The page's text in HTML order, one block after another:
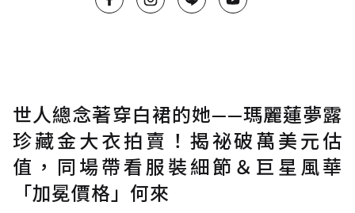
世人總念著穿白裙的她——瑪麗蓮夢露
珍藏金大衣拍賣！揭祕破萬美元估
值，同場帶看服裝細節＆巨星風華
「加冕價格」何來